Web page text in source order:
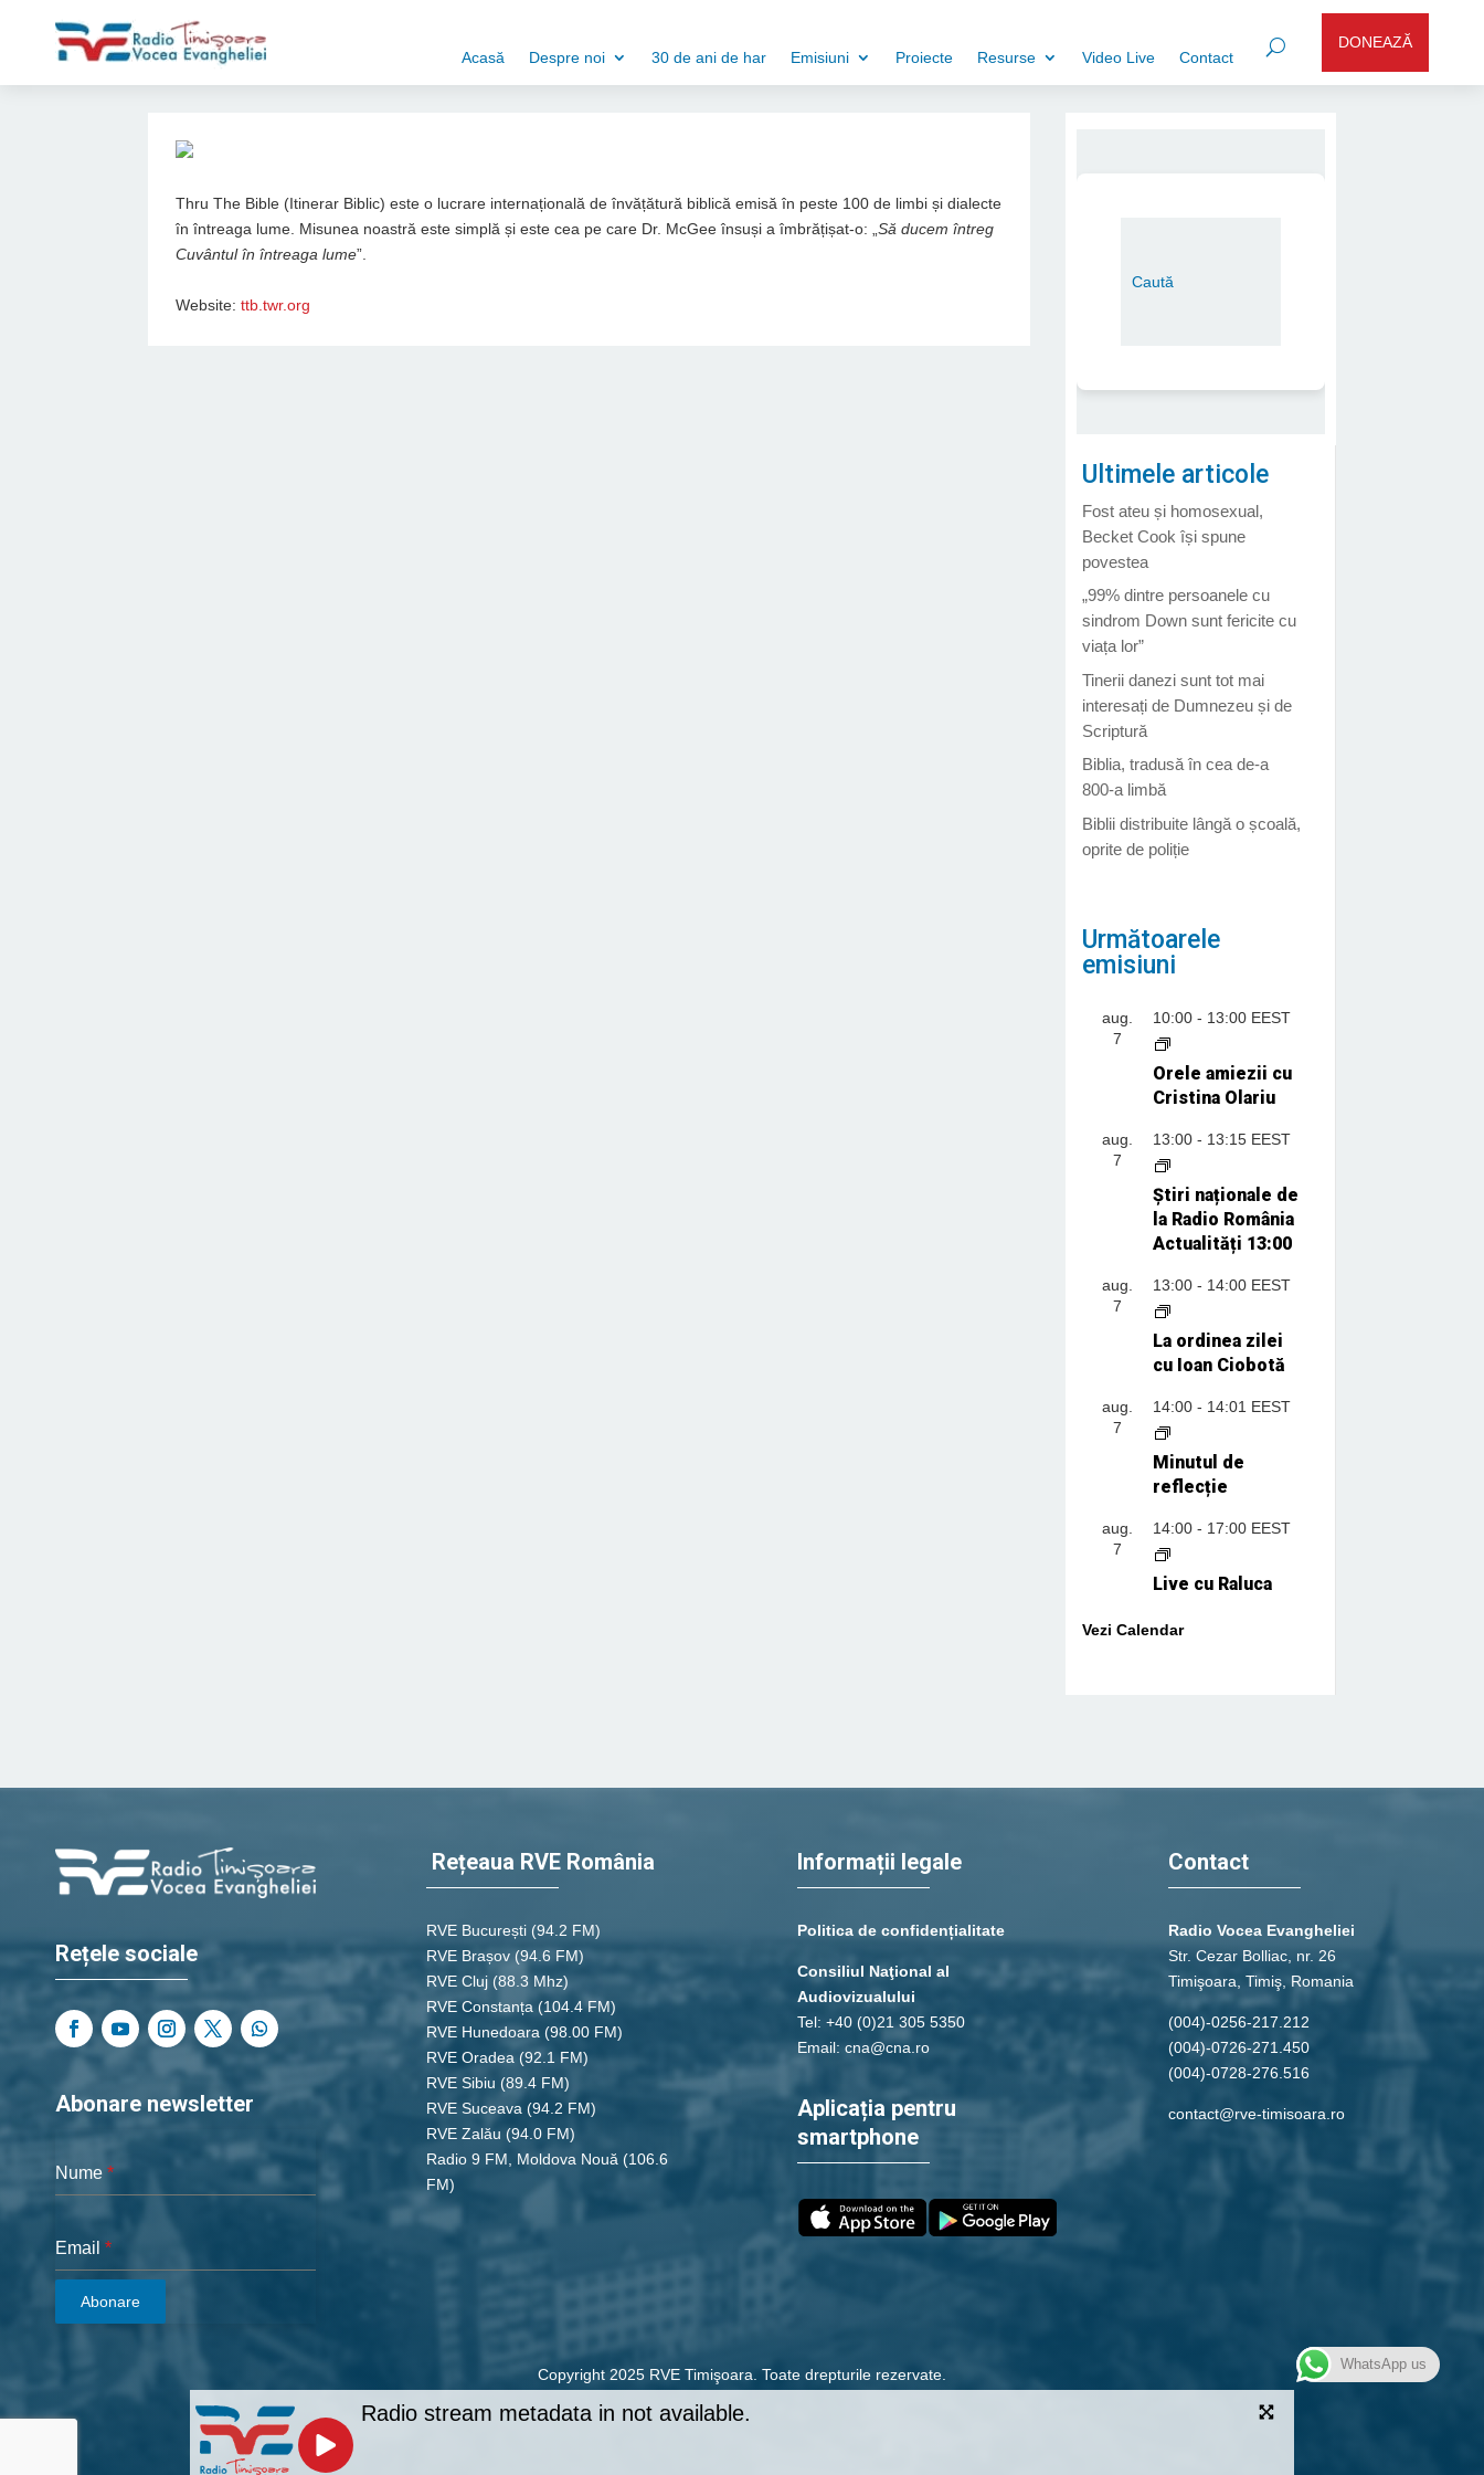
Acasă Despre noi 30 de ani de har Emisiuni Proiecte Resurse Video Live Contact
DONEAZĂ
Thru The Bible (Itinerar Biblic) este o lucrare internațională de învățătură biblică emisă în peste 100 de limbi și dialecte
în întreaga lume. Misunea noastră este simplă și este cea pe care Dr. McGee însuși a îmbrățișat-o: „Să ducem întreg
Cuvântul în întreaga lume”.
Website:ttb.twr.org
Ultimele articole
Fost ateu și homosexual,
Becket Cook își spune
povestea
„99% dintre persoanele cu
sindrom Down sunt fericite cu
viața lor”
Tinerii danezi sunt tot mai
interesați de Dumnezeu și de
Scriptură
Biblia, tradusă în cea de-a
800-a limbă
Biblii distribuite lângă o școală,
oprite de poliție
Următoarele
emisiuni
aug.
7
10:00- 13:00 EEST
Orele amiezii cu
Cristina Olariu
aug.
7
13:00- 13:15 EEST
Știri naționale de
la Radio România
Actualități 13:00
aug.
7
13:00- 14:00 EEST
La ordinea zilei
cu Ioan Ciobotă
aug.
7
14:00- 14:01 EEST
Minutul de
reflecție
aug.
7
14:00- 17:00 EEST
Live cu Raluca
Vezi Calendar
Rețele sociale
Abonare newsletter
Nume *
Email *
Abonare
Rețeaua RVE România
RVE București (94.2 FM)
RVE Brașov (94.6 FM)
RVE Cluj (88.3 Mhz)
RVE Constanța (104.4 FM)
RVE Hunedoara (98.00 FM)
RVE Oradea (92.1 FM)
RVE Sibiu (89.4 FM)
RVE Suceava (94.2 FM)
RVE Zalău (94.0 FM)
Radio 9 FM, Moldova Nouă (106.6
FM)
Informații legale
Politica de confidențialitate
Consiliul Naţional al
Audiovizualului
Tel: +40 (0)21 305 5350
Email: cna@cna.ro
Aplicația pentru
smartphone
Contact
Radio Vocea Evangheliei
Str. Cezar Bolliac, nr. 26
Timişoara, Timiş, Romania
(004)-0256-217.212
(004)-0726-271.450
(004)-0728-276.516
contact@rve-timisoara.ro
Copyright 2025 RVE Timişoara. Toate drepturile rezervate.
Radio stream metadata in not available.
WhatsApp us